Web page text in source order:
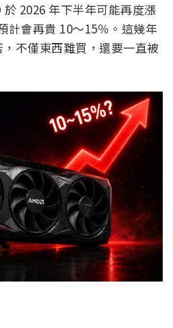
2026 年下半年可能再度漲
計會再貴 10～15％。這幾年
不僅東西難買，還要一直被